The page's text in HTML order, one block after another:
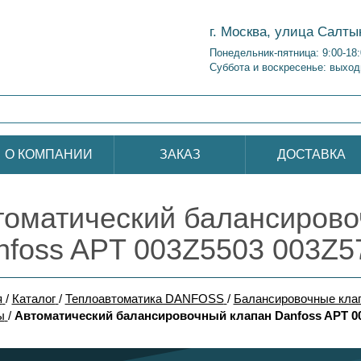
г. Москва, улица
Понедельник-пятница: 9:00-
Суббота и воскресенье:
О КОМПАНИИ ЗАКАЗ ДОСТАВКА
APT 003Z5503
/ Каталог / Теплоавтоматика DANFOSS / Балансировочные
/ Автоматический балансировочный клапан Danfoss APT